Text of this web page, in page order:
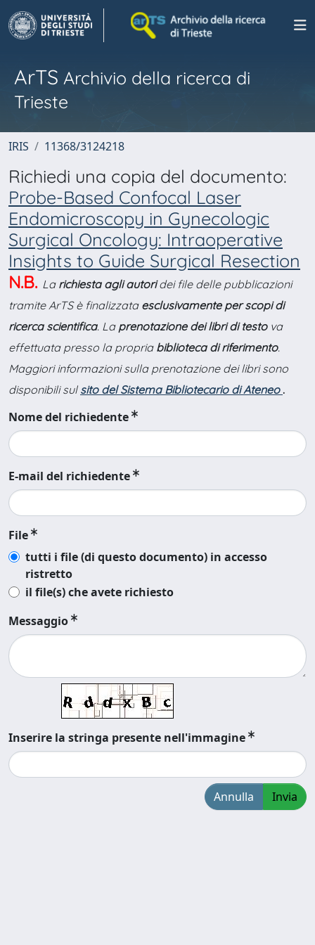
ArTS Archivio della ricerca di
Trieste
IRIS 11368/3124218
Richiedi una copia del documento:
Probe-Based Confocal Laser
Endomicroscopy in Gynecologic
Surgical Oncology: Intraoperative
Insights to Guide Surgical Resection
N.B. La richiesta agli autoridei file delle pubblicazioni
tramite ArTS è finalizzata esclusivamente per scopi di
ricerca scientifica. La prenotazione dei libri di testova
effettuata presso la propria biblioteca di riferimento.
Maggiori informazioni sulla prenotazione dei libri sono
disponibili sul sito del Sistema Bibliotecario di Ateneo .
Nome del richiedente
E-mail del richiedente
File
tutti i file (di questo documento) in accesso
ristretto
il file(s) che avete richiesto
Messaggio
Inserire la stringa presente nell'immagine
Annulla Invia